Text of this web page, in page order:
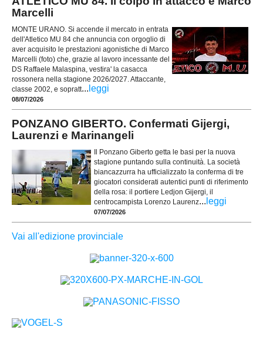
Marcelli
MONTE URANO. Si accende il mercato in entrata
dell'Atletico MU 84 che annuncia con orgoglio di
aver acquisito le prestazioni agonistiche di Marco
Marcelli (foto) che, grazie al lavoro incessante del
DS Raffaele Malaspina, vestira' la casacca
rossonera nella stagione 2026/2027. Attaccante,
classe 2002, e sopratt... leggi
08/07/2026
PONZANO GIBERTO. Confermati Gijergi,
Laurenzi e Marinangeli
Il Ponzano Giberto getta le basi per la nuova
stagione puntando sulla continuità. La società
biancazzurra ha ufficializzato la conferma di tre
giocatori considerati autentici punti di riferimento
della rosa: il portiere Ledjon Gijergi, il
centrocampista Lorenzo Laurenz... leggi
07/07/2026
Vai all'edizione provinciale